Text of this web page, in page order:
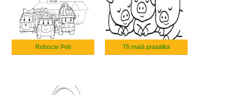
Robocar Poli Tři malá prasátka